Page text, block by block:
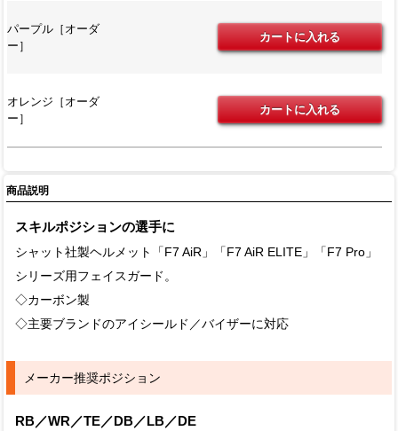
パープル［オーダ
ー］
オレンジ［オーダ
ー］
商品説明
スキルポジションの選手に
シャット社製ヘルメット「F7 AiR」「F7 AiR ELITE」「F7 Pro」
シリーズ用フェイスガード。
◇カーボン製
◇主要ブランドのアイシールド／バイザーに対応
メーカー推奨ポジション
RB／WR／TE／DB／LB／DE